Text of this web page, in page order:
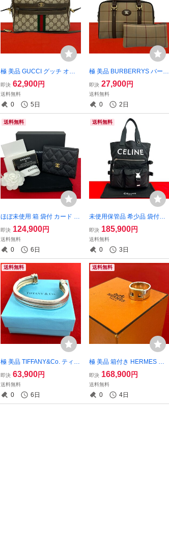
極 美品 GUCCI グッチ オー
ルドグッチ シェリーライン
GG ロゴ 柄 金具 レザー 本革
ショルダーバッグ サコッシ
ュ ブラウン 332-4
即決 62,900円
送料無料
0 5日
極 美品 BURBERRYS バーバ
リーズ シャドーホース ロゴ
チェック 柄 キャンバス レザ
ー 本革 ハンドバッグ カーキ
ブラウン 20118
即決 27,900円
送料無料
0 2日
送料無料
ほぼ未使用 箱 袋付 カード シ
ール有り 28番台 CHANEL シ
ャネル マトラッセ ココマー
ク キャビアスキン 三つ折り
財布 ブラック 32208
即決 124,900円
送料無料
0 6日
送料無料
未使用保管品 希少品 袋付き
CELINE セリーヌ ロゴ プリ
ント ナイロン トートバッグ
ハンドバッグ セミ ショルダ
ーバッグ ブラック 06909
即決 185,900円
送料無料
0 3日
送料無料
極 美品 TIFFANY&Co. ティフ
ァニー ヴィンテージ グルー
ブド バングル ダブルライン
シルバー925 カフ ブレスレ
ット シルバー 26252
即決 63,900円
送料無料
0 6日
送料無料
極 美品 箱付き HERMES エ
ルメス ヘラクレス リング シ
ルバー925 K18イエローゴー
ルド 指輪 9号 アクセサリー
シルバー 42902
即決 168,900円
送料無料
0 4日